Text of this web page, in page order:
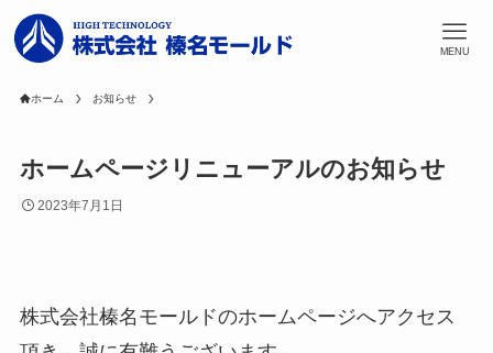
MENU
ホーム お知らせ
ホームページリニューアルのお知らせ
2023年7月1日
株式会社榛名モールドのホームページへアクセス